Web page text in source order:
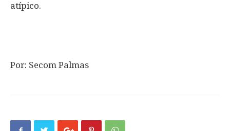
atípico.
Por: Secom Palmas